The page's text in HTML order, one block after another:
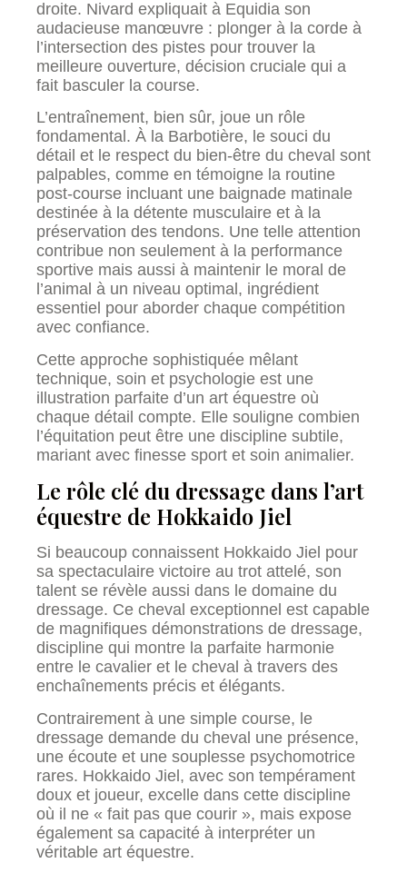
droite. Nivard expliquait à Equidia son
audacieuse manœuvre : plonger à la corde à
l’intersection des pistes pour trouver la
meilleure ouverture, décision cruciale qui a
fait basculer la course.
L’entraînement, bien sûr, joue un rôle
fondamental. À la Barbotière, le souci du
détail et le respect du bien-être du cheval sont
palpables, comme en témoigne la routine
post-course incluant une baignade matinale
destinée à la détente musculaire et à la
préservation des tendons. Une telle attention
contribue non seulement à la performance
sportive mais aussi à maintenir le moral de
l’animal à un niveau optimal, ingrédient
essentiel pour aborder chaque compétition
avec confiance.
Cette approche sophistiquée mêlant
technique, soin et psychologie est une
illustration parfaite d’un art équestre où
chaque détail compte. Elle souligne combien
l’équitation peut être une discipline subtile,
mariant avec finesse sport et soin animalier.
Le rôle clé du dressage dans l’art
équestre de Hokkaido Jiel
Si beaucoup connaissent Hokkaido Jiel pour
sa spectaculaire victoire au trot attelé, son
talent se révèle aussi dans le domaine du
dressage. Ce cheval exceptionnel est capable
de magnifiques démonstrations de dressage,
discipline qui montre la parfaite harmonie
entre le cavalier et le cheval à travers des
enchaînements précis et élégants.
Contrairement à une simple course, le
dressage demande du cheval une présence,
une écoute et une souplesse psychomotrice
rares. Hokkaido Jiel, avec son tempérament
doux et joueur, excelle dans cette discipline
où il ne « fait pas que courir », mais expose
également sa capacité à interpréter un
véritable art équestre.